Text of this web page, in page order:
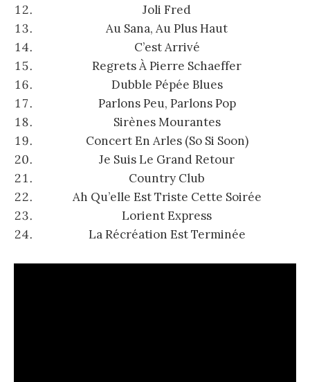
Joli Fred
Au Sana, Au Plus Haut
C’est Arrivé
Regrets À Pierre Schaeffer
Dubble Pépée Blues
Parlons Peu, Parlons Pop
Sirènes Mourantes
Concert En Arles (So Si Soon)
Je Suis Le Grand Retour
Country Club
Ah Qu’elle Est Triste Cette Soirée
Lorient Express
La Récréation Est Terminée